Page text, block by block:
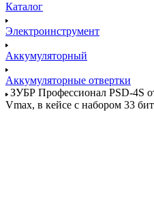
Каталог
Электроинструмент
Аккумуляторный
Аккумуляторные отвертки
ЗУБР Профессионал PSD-4S
Vmax, в кейсе с набором 33